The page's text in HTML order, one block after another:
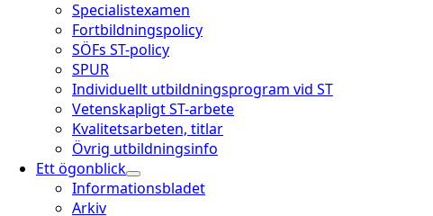
Specialistexamen
Fortbildningspolicy
SÖFs ST-policy
SPUR
Individuellt utbildningsprogram vid ST
Vetenskapligt ST-arbete
Kvalitetsarbeten, titlar
Övrig utbildningsinfo
Ett ögonblick
Informationsbladet
Arkiv